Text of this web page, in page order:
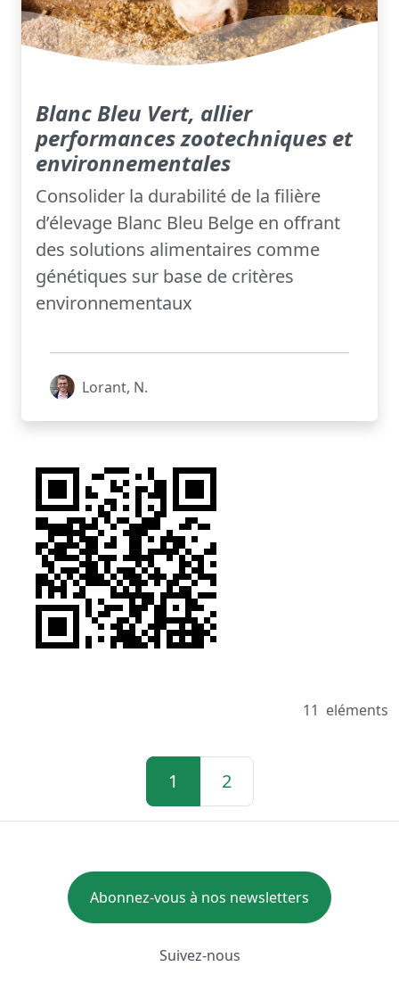
Blanc Bleu Vert, allier
performances zootechniques et
environnementales
Consolider la durabilité de la filière
d’élevage Blanc Bleu Belge en offrant
des solutions alimentaires comme
génétiques sur base de critères
environnementaux
Lorant, N.
11 eléments
1 2
Abonnez-vous à nos newsletters
Suivez-nous